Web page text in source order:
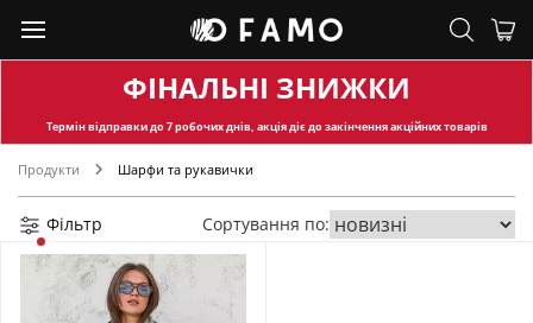
ФІНАЛЬНІ ЗНИЖКИ
Термін відправкидо 7 робочих днів, акція діє до закінчення акційних товарів
Продукти Шарфи та рукавички
Фільтр Сортування по: